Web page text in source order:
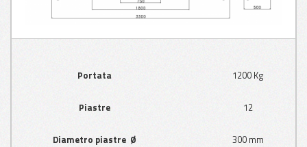
Portata 1200 Kg
Piastre 12
Diametro piastre Ø 300 mm